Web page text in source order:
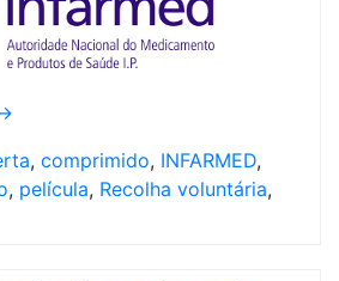
, comprimido, INFARMED,
, película, Recolha voluntária,